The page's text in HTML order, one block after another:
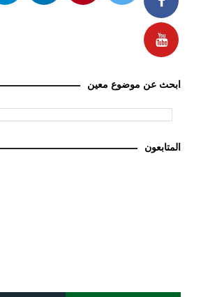
ابحث عن موضوع معين
المتابعون